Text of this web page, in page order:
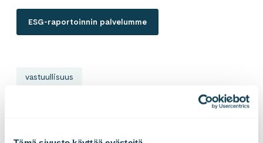
ESG-raportoinnin palvelumme
vastuullisuus
JAA LinkedInissä
X:ssäFacebookissa